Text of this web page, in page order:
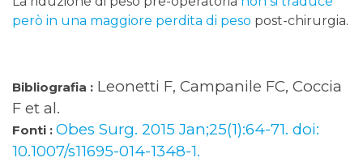
però in una maggiore perdita di peso post-chirurgia.
Bibliografia : Leonetti F, Campanile FC, Coccia
F et al.
Fonti : Obes Surg. 2015 Jan;25(1):64-71. doi:
10.1007/s11695-014-1348-1.